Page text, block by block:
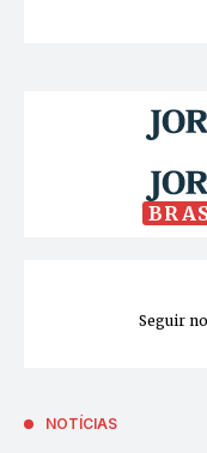
Seguir no
NOTÍCIAS